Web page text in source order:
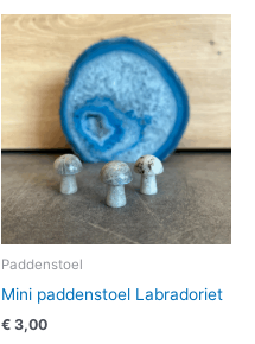
Paddenstoel
Mini paddenstoel Labradoriet
€ 3,00